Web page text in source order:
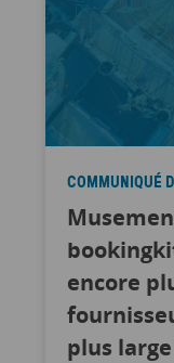
COMMUNIQUÉ
encore
plus